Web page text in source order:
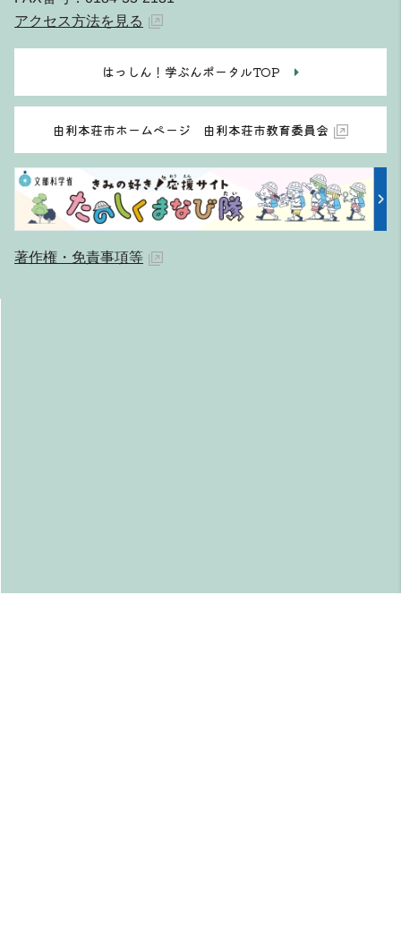
アクセス方法を見る
はっしん！学ぶんポータルTOP
由利本荘市ホームページ 由利本荘市教育委員会
著作権・免責事項等